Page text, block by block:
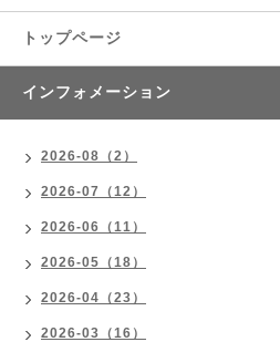
トップページ
インフォメーション
2026-08（2）
2026-07（12）
2026-06（11）
2026-05（18）
2026-04（23）
2026-03（16）